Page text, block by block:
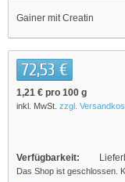
Gainer mit Creatin
72,53 €
1,21 € pro 100 g
inkl. MwSt. zzgl.
Verfügbarkeit:
Das Shop ist geschlossen.